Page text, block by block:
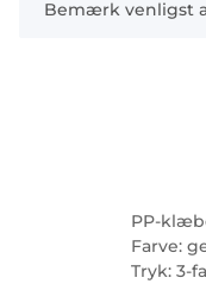
PP-
Farve:
Tryk: 3-
Bemærk venligst